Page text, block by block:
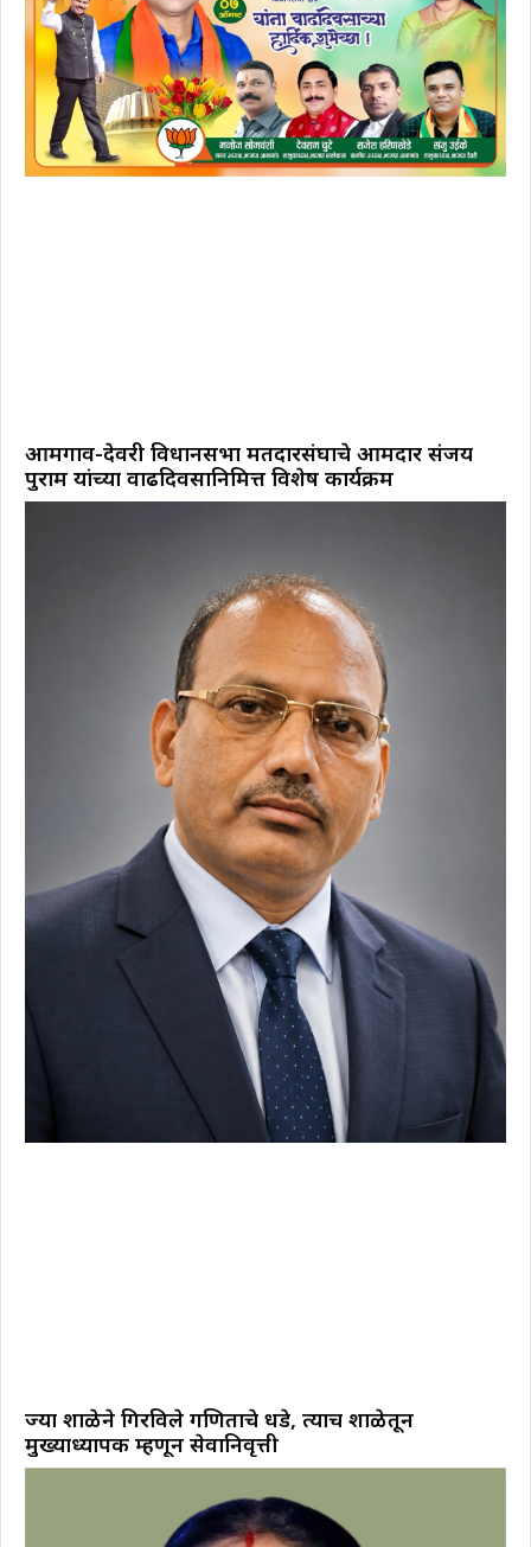
आमगाव-देवरी विधानसभा मतदारसंघाचे आमदार संजय
पुराम यांच्या वाढदिवसानिमित्त विशेष कार्यक्रम
ज्या शाळेने गिरविले गणिताचे धडे, त्याच शाळेतून
मुख्याध्यापक म्हणून सेवानिवृत्ती